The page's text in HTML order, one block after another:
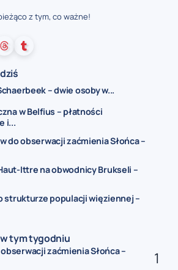
z tym, co ważne!
– dwie osoby w...
w Belfius – płatności
i...
do obserwacji zaćmienia Słońca –
Ittre na obwodnicy Brukseli –
strukturze populacji więziennej –
tym tygodniu
zaćmienia Słońca –